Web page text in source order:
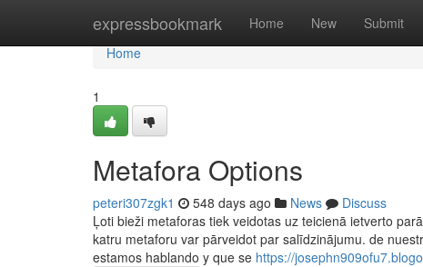
expressbookmark Home New Submit
Home
Home
1
Metafora Options
peteri307zgk1 548 days ago News
Discuss
Ļoti bieži metaforas tiek veidotas uz teicienā ietverto
katru metaforu var pārveidot par salīdzinājumu. de
estamos hablando y que se https://